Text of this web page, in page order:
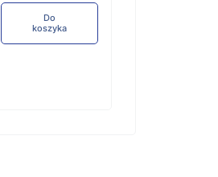
Do
koszyka